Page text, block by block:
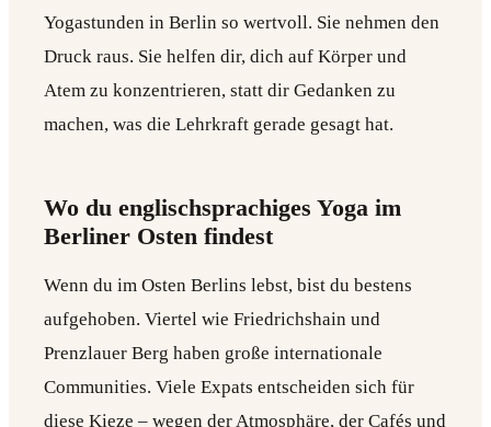
Yogastunden in Berlin so wertvoll. Sie nehmen den
Druck raus. Sie helfen dir, dich auf Körper und
Atem zu konzentrieren, statt dir Gedanken zu
machen, was die Lehrkraft gerade gesagt hat.
Wo du englischsprachiges Yoga im
Berliner Osten findest
Wenn du im Osten Berlins lebst, bist du bestens
aufgehoben. Viertel wie Friedrichshain und
Prenzlauer Berg haben große internationale
Communities. Viele Expats entscheiden sich für
diese Kieze – wegen der Atmosphäre, der Cafés und